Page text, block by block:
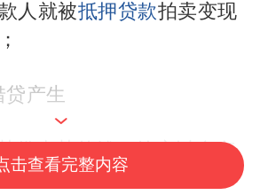
人就被抵押贷款拍卖变现
贷产生
借李某的钱，约定以自有
，到期不能还款，根据
击查看完整内容